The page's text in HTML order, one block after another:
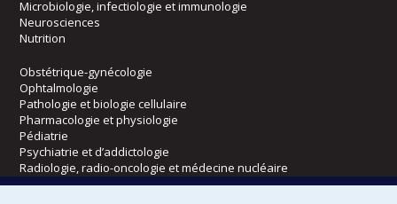
Microbiologie, infectiologie et immunologie
Neurosciences
Nutrition
Obstétrique-gynécologie
Ophtalmologie
Pathologie et biologie cellulaire
Pharmacologie et physiologie
Pédiatrie
Psychiatrie et d’addictologie
Radiologie, radio-oncologie et médecine nucléaire